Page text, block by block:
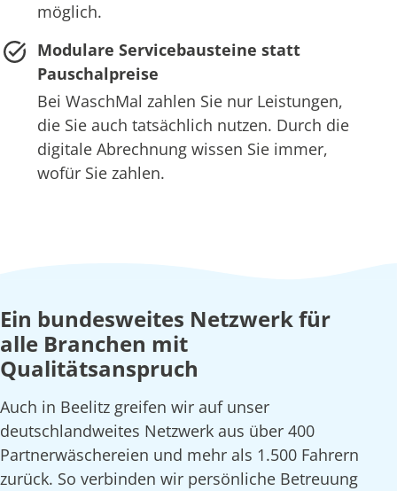
möglich.
Modulare Servicebausteine statt
Pauschalpreise
Bei WaschMal zahlen Sie nur Leistungen,
die Sie auch tatsächlich nutzen. Durch die
digitale Abrechnung wissen Sie immer,
wofür Sie zahlen.
Ein bundesweites Netzwerk für
alle Branchen mit
Qualitätsanspruch
Auch in Beelitz greifen wir auf unser
deutschlandweites Netzwerk aus über 400
Partnerwäschereien und mehr als 1.500 Fahrern
zurück. So verbinden wir persönliche Betreuung